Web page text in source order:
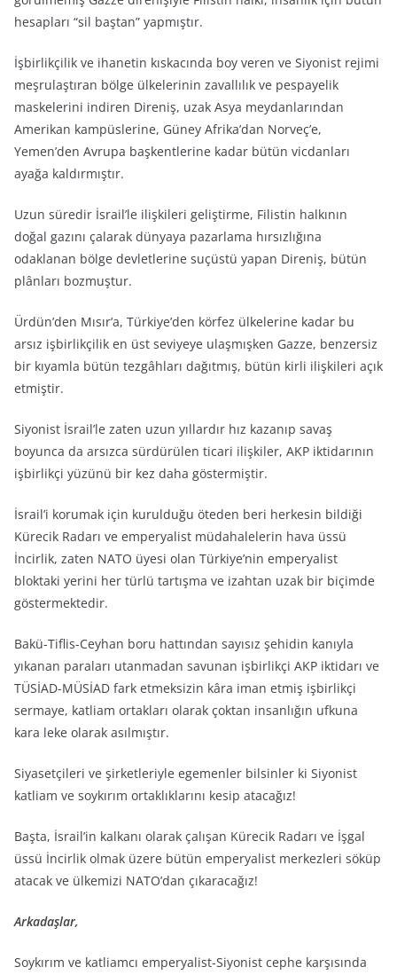
hesapları “sil baştan” yapmıştır.
İşbirlikçilik ve ihanetin kıskacında boy veren ve Siyonist rejimi
meşrulaştıran bölge ülkelerinin zavallılık ve pespayelik
maskelerini indiren Direniş, uzak Asya meydanlarından
Amerikan kampüslerine, Güney Afrika’dan Norveç’e,
Yemen’den Avrupa başkentlerine kadar bütün vicdanları
ayağa kaldırmıştır.
Uzun süredir İsrail’le ilişkileri geliştirme, Filistin halkının
doğal gazını çalarak dünyaya pazarlama hırsızlığına
odaklanan bölge devletlerine suçüstü yapan Direniş, bütün
plânları bozmuştur.
Ürdün’den Mısır’a, Türkiye’den körfez ülkelerine kadar bu
arsız işbirlikçilik en üst seviyeye ulaşmışken Gazze, benzersiz
bir kıyamla bütün tezgâhları dağıtmış, bütün kirli ilişkileri açık
etmiştir.
Siyonist İsrail’le zaten uzun yıllardır hız kazanıp savaş
boyunca da arsızca sürdürülen ticari ilişkiler, AKP iktidarının
işbirlikçi yüzünü bir kez daha göstermiştir.
İsrail’i korumak için kurulduğu öteden beri herkesin bildiği
Kürecik Radarı ve emperyalist müdahalelerin hava üssü
İncirlik, zaten NATO üyesi olan Türkiye’nin emperyalist
bloktaki yerini her türlü tartışma ve izahtan uzak bir biçimde
göstermektedir.
Bakü-Tiflis-Ceyhan boru hattından sayısız şehidin kanıyla
yıkanan paraları utanmadan savunan işbirlikçi AKP iktidarı ve
TÜSİAD-MÜSİAD fark etmeksizin kâra iman etmiş işbirlikçi
sermaye, katliam ortakları olarak çoktan insanlığın ufkuna
kara leke olarak asılmıştır.
Siyasetçileri ve şirketleriyle egemenler bilsinler ki Siyonist
katliam ve soykırım ortaklıklarını kesip atacağız!
Başta, İsrail’in kalkanı olarak çalışan Kürecik Radarı ve İşgal
üssü İncirlik olmak üzere bütün emperyalist merkezleri söküp
atacak ve ülkemizi NATO’dan çıkaracağız!
Arkadaşlar,
Soykırım ve katliamcı emperyalist-Siyonist cephe karşısında